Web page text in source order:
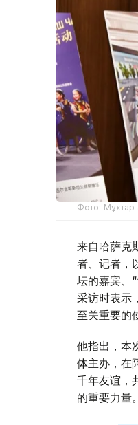
Фото: Мұхтар
来自哈萨克
者、记者，
坛的嘉宾、
采访时表示
至关重要的
他指出，本
体主办，在
千年友谊，
的重要力量。